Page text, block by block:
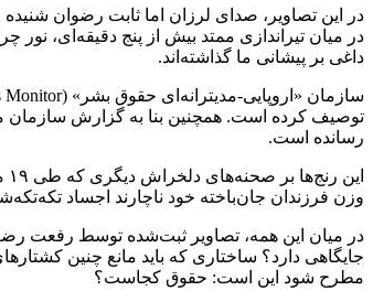
در این تصاویر، صدای لرزان اما ثابت رضوان
در میان تیراندازی ممتد بیش از پنج دقیقه‌ای،
داغی بر پیشانی ما گذاشته‌اند.
رسانده است.
وزن فرزندان جان‌باخته خود ناچارند اجساد
در میان این همه، تصاویر ثبت‌شده توسط رفعت
جایگاهی دارد؟ ساختاری که باید مانع چنین
مطرح شود این است: حقوق کجاست؟